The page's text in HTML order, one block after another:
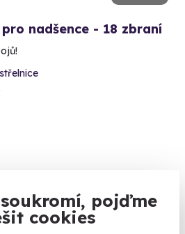
pojďme
cookies
nadšence - 18 zbraní
2026